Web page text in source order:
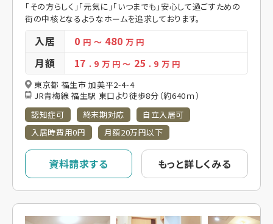
「その方らしく」「元気に」「いつまでも」安心して過ごすための
街の中核となるようなホームを追求しております。
入居 0 円 ～ 480万 円
月額 17 . 9 万 円～ 25 . 9 万 円
東京都 福生市 加美平2-4-4
JR青梅線 福生駅 東口より徒歩8分（約640ｍ）
認知症可
終末期対応
自立入居可
入居時費用0円
月額20万円以下
資料請求する もっと詳しくみる